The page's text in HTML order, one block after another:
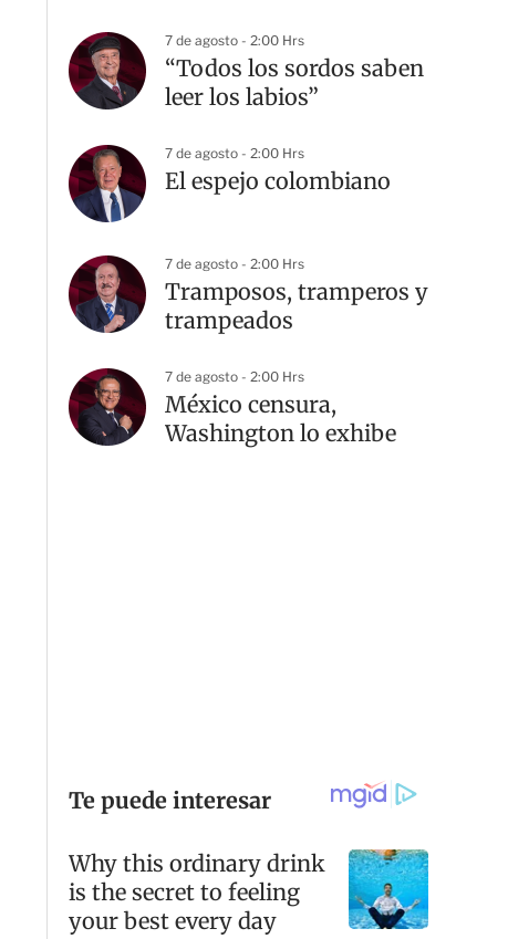
7 de agosto - 2:00 Hrs
“Todos los sordos saben
leer los labios”
7 de agosto - 2:00 Hrs
El espejo colombiano
7 de agosto - 2:00 Hrs
Tramposos, tramperos y
trampeados
7 de agosto - 2:00 Hrs
México censura,
Washington lo exhibe